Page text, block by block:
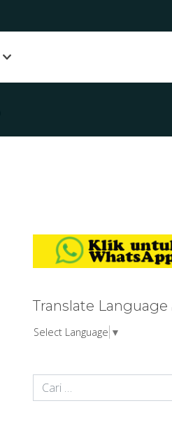
Translate Language
Select Language ▼